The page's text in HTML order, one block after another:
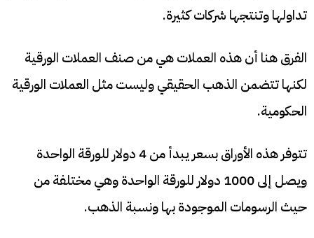
تداولها وتنتجها شركات كثيرة.
الفرق هنا أن هذه العملات هي من صنف العملات الورقية
لكنها تتضمن الذهب الحقيقي وليست مثل العملات الورقية
الحكومية.
تتوفر هذه الأوراق بسعر يبدأ من 4 دولار للورقة الواحدة
ويصل إلى 1000 دولار للورقة الواحدة وهي مختلفة من
حيث الرسومات الموجودة بها ونسبة الذهب.